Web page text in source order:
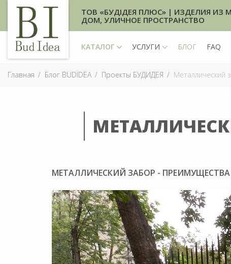
ТОВ «БУДІДЕЯ ПЛЮС» | ИЗДЕЛИЯ ИЗ
ДОМ, УЛИЧНОЕ ПРОСТРАНСТВО
КАТАЛОГ УСЛУГИ БЛОГ FAQ
Главная Блог BUDIDEA Проекты БУДИДЕЯ Металлический
МЕТАЛЛИЧЕСКИЙ ЗАБОР - ПРЕИМУЩЕСТВА